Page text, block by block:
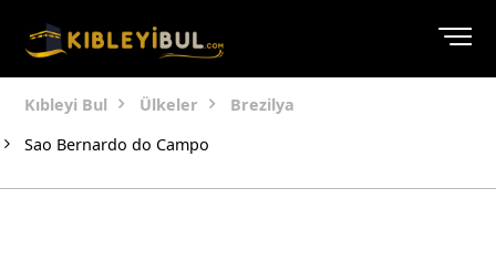
Kıbleyi Bul Ülkeler
Brezilya
Sao Bernardo do Campo